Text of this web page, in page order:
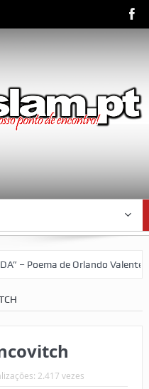
– Poema de Orlando Valente
2.417 vezes